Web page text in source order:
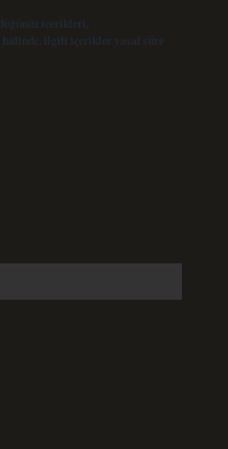
içerikleri,
ilgili içerikler yasal süre